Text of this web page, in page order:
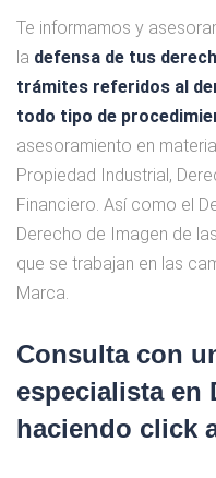
Te informamos y
la defensa de tus
trámites referidos al
todo tipo de
asesoramiento en
Propiedad Industrial,
Financiero. Así como el
Derecho de Imagen de
que se trabajan en las
Marca.
Consulta con
especialista en
haciendo click